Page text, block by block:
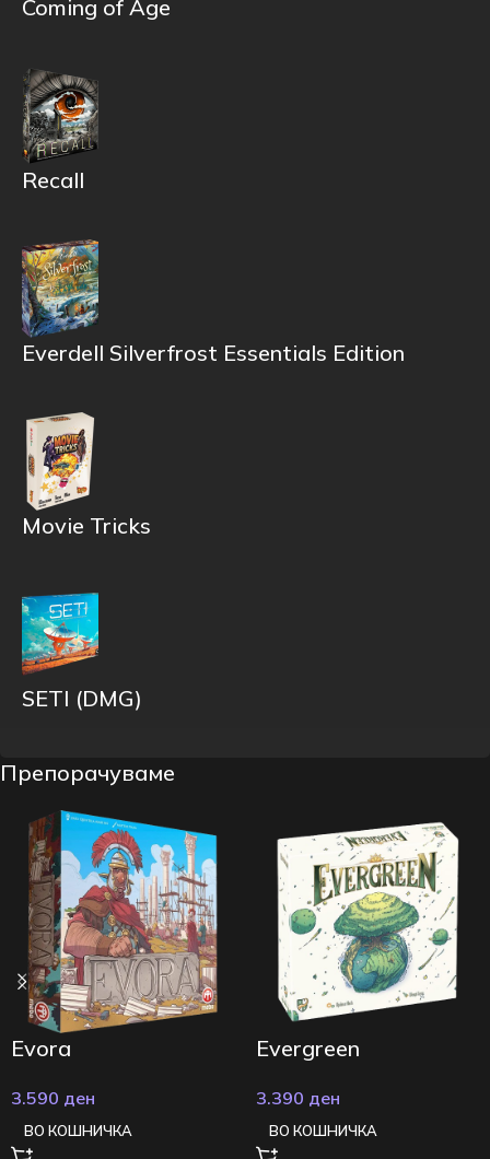
Coming of Age
Recall
Everdell Silverfrost Essentials Edition
Movie Tricks
SETI (DMG)
Препорачуваме
Evora
3.590 ден
ВО КОШНИЧКА
Evergreen
3.390 ден
ВО КОШНИЧКА